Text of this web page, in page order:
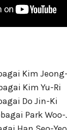
Kim
Kim Yu-Ri
Do Jin-Ki
Park